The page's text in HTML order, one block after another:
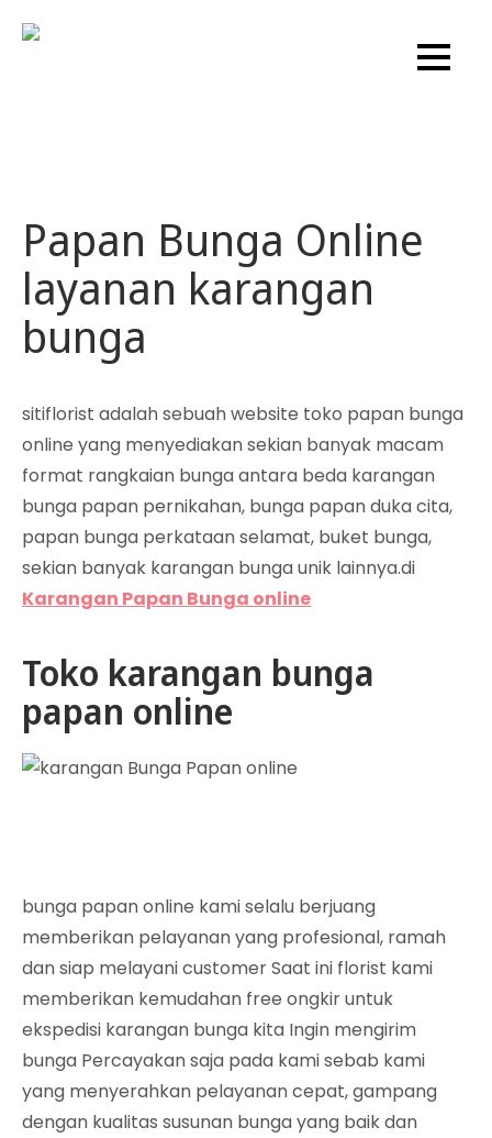
Papan Bunga Online
layanan karangan
bunga
sitiflorist adalah sebuah website toko papan bunga
online yang menyediakan sekian banyak macam
format rangkaian bunga antara beda karangan
bunga papan pernikahan, bunga papan duka cita,
papan bunga perkataan selamat, buket bunga,
sekian banyak karangan bunga unik lainnya.di
Karangan Papan Bunga online
Toko karangan bunga
papan online
bunga papan online kami selalu berjuang
memberikan pelayanan yang profesional, ramah
dan siap melayani customer Saat ini florist kami
memberikan kemudahan free ongkir untuk
ekspedisi karangan bunga kita Ingin mengirim
bunga Percayakan saja pada kami sebab kami
yang menyerahkan pelayanan cepat, gampang
dengan kualitas susunan bunga yang baik dan